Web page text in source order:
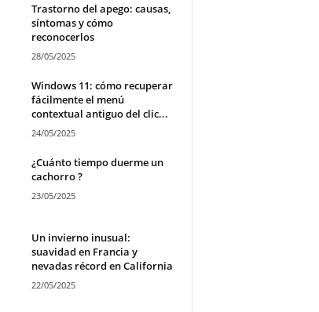
Trastorno del apego: causas,
síntomas y cómo
reconocerlos
28/05/2025
Windows 11: cómo recuperar
fácilmente el menú
contextual antiguo del clic...
24/05/2025
¿Cuánto tiempo duerme un
cachorro ?
23/05/2025
Un invierno inusual:
suavidad en Francia y
nevadas récord en California
22/05/2025